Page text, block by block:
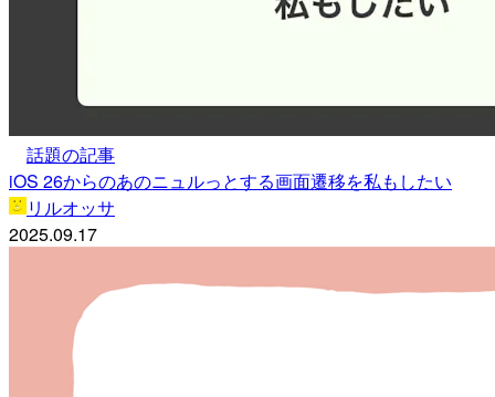
話題の記事
iOS 26からのあのニュルっとする画面遷移を私もしたい
リルオッサ
2025.09.17